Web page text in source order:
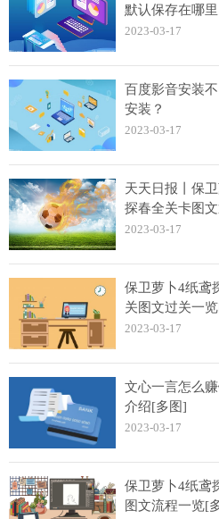
默认保存在哪里
2023-03-17
百度影音安装
安装？
2023-03-17
天天日报丨保卫
探春全关卡图
2023-03-17
保卫萝卜4纸鸢探春第
关图文过关一
2023-03-17
文心一言怎么赚钱 百度文心一言app商
介绍[多图]
2023-03-17
保卫萝卜4纸鸢探春第4
图文流程一览[